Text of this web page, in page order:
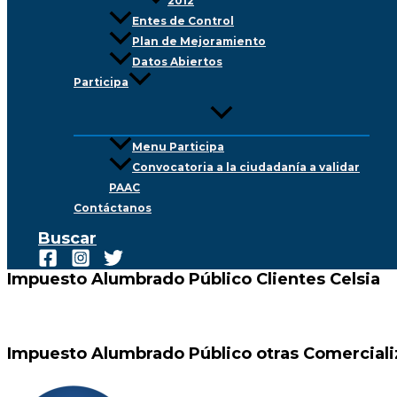
Entes de Control
Plan de Mejoramiento
Datos Abiertos
Participa
Menu Participa
Convocatoria a la ciudadanía a validar
PAAC
Contáctanos
Buscar
Impuesto Alumbrado Público Clientes Celsia
Impuesto Alumbrado Público otras